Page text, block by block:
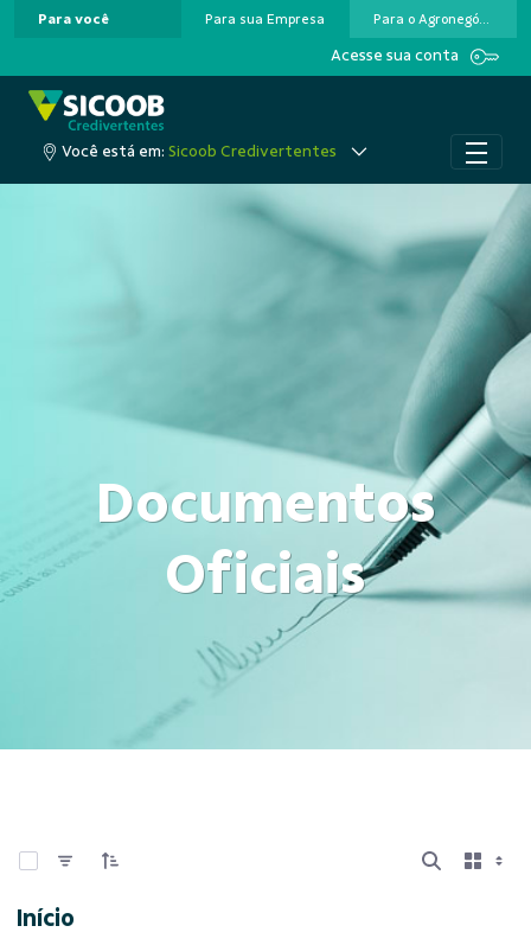
Pular para o Conteúdo principal
Para você Para sua Empresa Para o Agronegócio
Acesse sua conta
Você está em: Sicoob Credivertentes
Documentos
Oficiais
Início